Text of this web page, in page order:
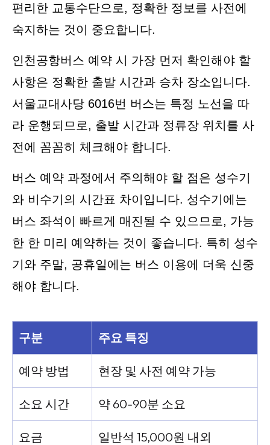
편리한 교통수단으로, 정확한 정보를 사전에
숙지하는 것이 중요합니다.
인천공항버스 예약 시 가장 먼저 확인해야 할
사항은 정확한 출발 시간과 승차 장소입니다.
서울교대사당 6016번 버스는 특정 노선을 따
라 운행되므로, 출발 시간과 정류장 위치를 사
전에 꼼꼼히 체크해야 합니다.
버스 예약 과정에서 주의해야 할 점은 성수기
와 비수기의 시간표 차이입니다. 성수기에는
버스 좌석이 빠르게 매진될 수 있으므로, 가능
한 한 미리 예약하는 것이 좋습니다. 특히 성수
기와 주말, 공휴일에는 버스 이용에 더욱 신중
해야 합니다.
구분 주요 특징
예약 방법 현장 및 사전 예약 가능
소요 시간 약 60-90분 소요
요금 일반석 15,000원 내외